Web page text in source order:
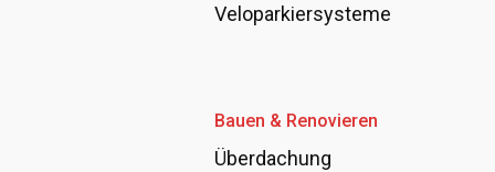
Veloparkiersysteme
Bauen & Renovieren
Überdachung